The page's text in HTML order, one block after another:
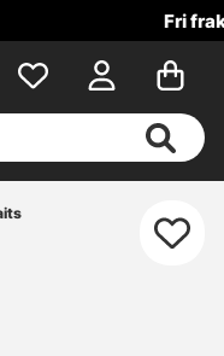
Fri frakt över 699 kr!